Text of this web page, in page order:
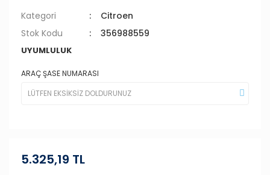
Kategori
Citroen
Stok Kodu
356988559
UYUMLULUK
ARAÇ ŞASE NUMARASI
5.325,19 TL